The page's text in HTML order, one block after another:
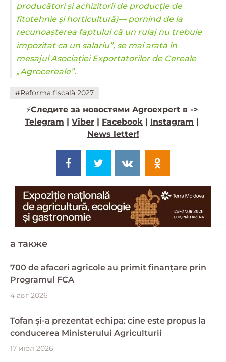
producători și achizitorii de producție de
fitotehnie și horticultură)— pornind de la
recunoașterea faptului că un rulaj nu trebuie
impozitat ca un salariu”, se mai arată în
mesajul Asociației Exportatorilor de Cereale
„Agrocereale”.
#Reforma fiscală 2027
⚡️Следите за новостями Agroexpert в ->
Telegram | Viber | Facebook | Instagram |
News letter!
a также
700 de afaceri agricole au primit finanțare prin
Programul FCA
4 авг 2026
Tofan și-a prezentat echipa: cine este propus la
conducerea Ministerului Agriculturii
17 июл 2026